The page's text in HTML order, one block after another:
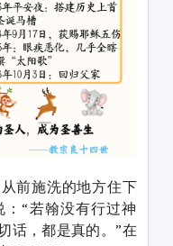
前施洗的地方住下
“若翰没有行过神
话，都是真的。”在